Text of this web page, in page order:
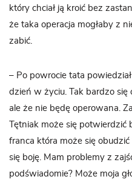
który chciał ją kroić bez
że taka operacja mogłaby z
zabić.
– Po powrocie tata
dzień w życiu. Tak bardzo się
ale że nie będę operowana.
Tętniak może się
franca która może się
się boję. Mam problemy z
podświadomie? Może moja